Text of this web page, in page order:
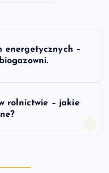
energetycznych –
rolnictwie – jakie